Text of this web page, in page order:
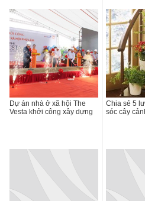
Dự án nhà ở xã hội The
Vesta khởi công xây dựng
Chia sẻ 5
sóc cây